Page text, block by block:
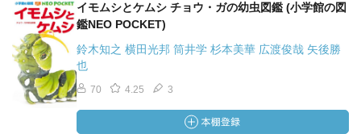
イモムシとケムシ チョウ・ガの幼虫図鑑 (小学館の図
鑑NEO POCKET)
鈴木知之 横田光邦 筒井学 杉本美華 広渡俊哉 矢後勝
也
70 4.25 3